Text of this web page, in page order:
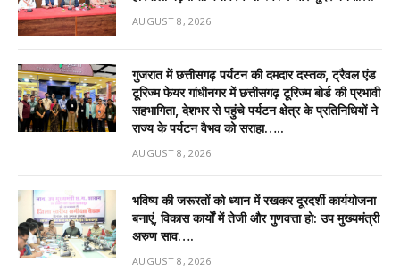
AUGUST 8, 2026
गुजरात में छत्तीसगढ़ पर्यटन की दमदार दस्तक, ट्रैवल एंड
टूरिज्म फेयर गांधीनगर में छत्तीसगढ़ टूरिज्म बोर्ड की प्रभावी
सहभागिता, देशभर से पहुंचे पर्यटन क्षेत्र के प्रतिनिधियों ने
राज्य के पर्यटन वैभव को सराहा…..
AUGUST 8, 2026
भविष्य की जरूरतों को ध्यान में रखकर दूरदर्शी कार्ययोजना
बनाएं, विकास कार्यों में तेजी और गुणवत्ता हो: उप मुख्यमंत्री
अरुण साव….
AUGUST 8, 2026